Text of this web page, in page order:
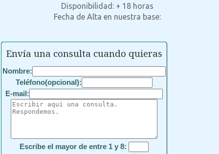
Disponibilidad: + 18 horas
Fecha de Alta en nuestra base:
Envía una consulta cuando quieras
Nombre:
Teléfono(opcional):
E-mail:
Escribe el mayor de entre 1 y 8: